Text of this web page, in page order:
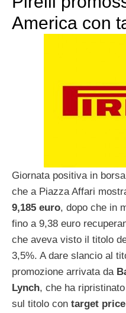
America con
Giornata positiva in
che a Piazza Affari
9,185 euro, dopo che in
fino a 9,38 euro
che aveva visto il titolo
3,5%. A dare slancio al
promozione arrivata da
Lynch, che ha
sul titolo con target